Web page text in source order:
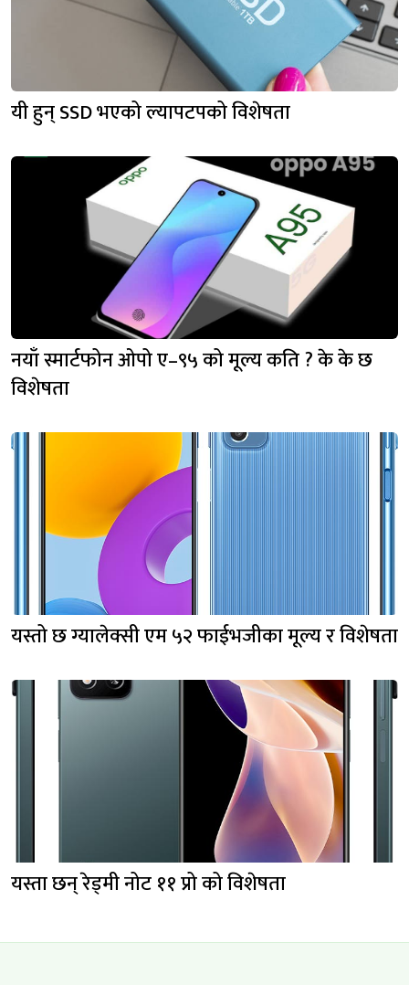
यी हुन् SSD भएको ल्यापटपको विशेषता
नयाँ स्मार्टफोन ओपो ए–९५ को मूल्य कति ? के के छ
विशेषता
यस्तो छ ग्यालेक्सी एम ५२ फाईभजीका मूल्य र विशेषता
यस्ता छन् रेड्मी नोट ११ प्रो को विशेषता